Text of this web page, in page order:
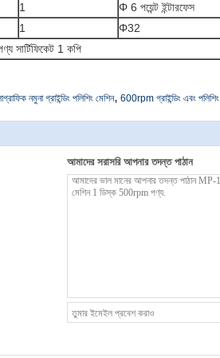
1
Φ 6 পয়েন্ট ইন্টারফেস
1
Φ32
সার্টিফিকেট 1 কপি
নমুনা গ্রাইন্ডিং পলিশিং মেশিন, 600rpm গ্রাইন্ডিং এবং পলিশিং
আমাদের সরাসরি আপনার তদন্ত পাঠান